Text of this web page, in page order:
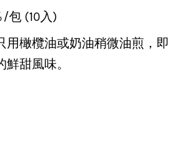
/包 (10入)
用橄欖油或奶油稍微油煎，即
甜風味。